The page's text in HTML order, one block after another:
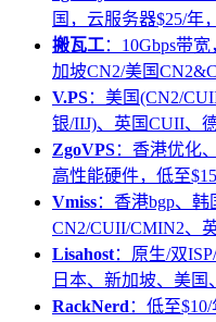
国，云服务器$25/年
搬瓦工：10Gbps带
加坡CN2/美国
V.PS：美国(CN2/
银/IIJ)、英国CUII、
ZgoVPS：香港优化
高性能硬件，低至
Vmiss：香港bgp、
CN2/CUII/CMIN2、
Lisahost：原生/双
日本、新加坡、美国
RackNerd ：低至